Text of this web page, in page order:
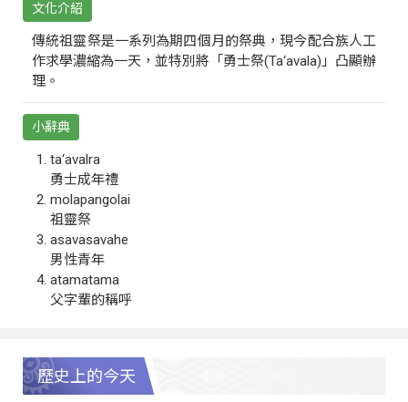
文化介紹
傳統祖靈祭是一系列為期四個月的祭典，現今配合族人工
作求學濃縮為一天，並特別將「勇士祭(Ta‘avala)」凸顯辦
理。
小辭典
ta‘avalra
勇士成年禮
molapangolai
祖靈祭
asavasavahe
男性青年
atamatama
父字輩的稱呼
歷史上的今天